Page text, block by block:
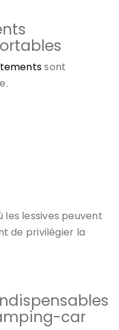
sont
les lessives peuvent
de privilégier la
car